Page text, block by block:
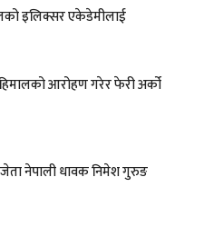
इलिक्सर एकेडेमीलाई
आरोहण गरेर फेरी अर्को
नेपाली धावक निमेश गुरुङ